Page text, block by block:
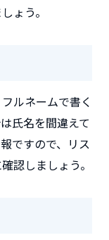
ょう。
ルネームで書く
氏名を間違えて
ですので、リス
認しましょう。